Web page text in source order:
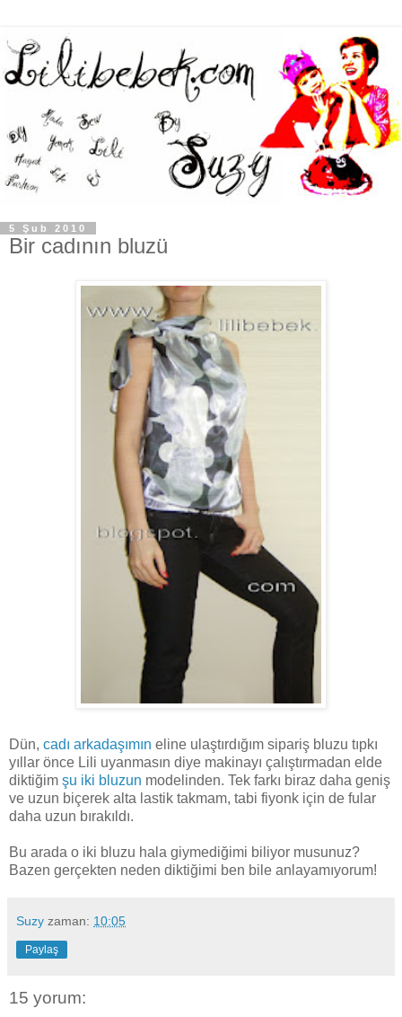
5 Şub 2010
Bir cadının bluzü
Dün, cadı arkadaşımın eline ulaştırdığım sipariş bluzu tıpkı
yıllar önce Lili uyanmasın diye makinayı çalıştırmadan elde
diktiğim şu iki bluzun modelinden. Tek farkı biraz daha geniş
ve uzun biçerek alta lastik takmam, tabi fiyonk için de fular
daha uzun bırakıldı.
Bu arada o iki bluzu hala giymediğimi biliyor musunuz?
Bazen gerçekten neden diktiğimi ben bile anlayamıyorum!
Suzy zaman: 10:05
Paylaş
15 yorum: